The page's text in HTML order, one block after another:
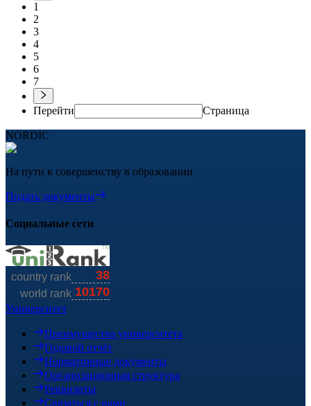
1
2
3
4
5
6
7
Перейти Страница
NORDIC
На пути к совершенству в образовании
Подать документы
Социальные сети
Университет
Преимущества университета
Годовой отчёт
Нормативные документы
Организационная структура
Реквизиты
Связаться с нами